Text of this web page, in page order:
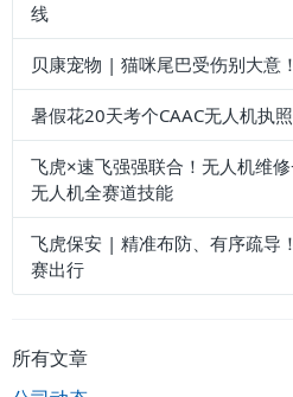
线
贝康宠物 | 猫咪尾巴受伤别大意
暑假花20天考个CAAC无人机执
飞虎×速飞强强联合！无人机维
无人机全赛道技能
飞虎保安 | 精准布防、有序疏导
赛出行
所有文章